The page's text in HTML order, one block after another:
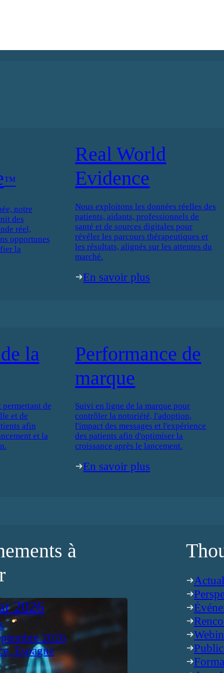
™
notre
des
réel,
opportunes
la
Real World
Evidence
Nous exploitons les données réelles des
patients, aidants, professionnels de
santé et de sources digitales pour
révéler les parcours thérapeutiques et
les résultats, alignés sur les attentes du
marché.
En savoir plus
la
permettant de
et de
afin
et la
Performance de
marque
Suivi en ligne de la marque pour
contrôler la notoriété, l'adoption,
l'impact des messages et l'expérience
des patients afin d'optimiser la
croissance après le lancement.
En savoir plus
à
2026
2026
Espagne